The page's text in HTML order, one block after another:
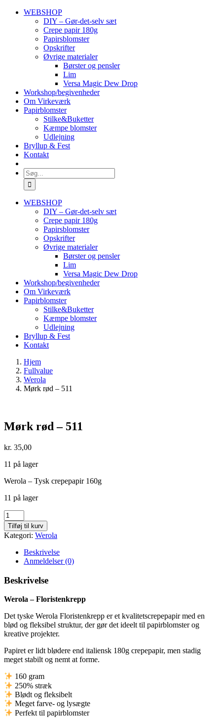
Skip
WEBSHOP
DIY – Gør-det-selv sæt
Crepe papir 180g
Papirsblomster
Opskrifter
Øvrige materialer
Børster og pensler
Lim
Versa Magic Dew Drop
Workshop/begivenheder
Om Virkeværk
Papirblomster
Stilke&Buketter
Kæmpe blomster
Udlejning
Bryllup & Fest
Kontakt
Søg
efter:
WEBSHOP
DIY – Gør-det-selv sæt
Crepe papir 180g
Papirsblomster
Opskrifter
Øvrige materialer
Børster og pensler
Lim
Versa Magic Dew Drop
Workshop/begivenheder
Om Virkeværk
Papirblomster
Stilke&Buketter
Kæmpe blomster
Udlejning
Bryllup & Fest
Kontakt
Hjem
Fullvalue
Werola
Mørk rød – 511
Mørk rød – 511
kr. 35,00
11 på lager
Werola – Tysk crepepapir 160g
11 på lager
Mørk
rød
-
511
antal
Tilføj til kurv
Kategori: Werola
Beskrivelse
Anmeldelser (0)
Beskrivelse
Werola – Floristenkrepp
Det tyske Werola Floristenkrepp er et kvalitetscrepepapir med en
blød og fleksibel struktur, der gør det ideelt til papirblomster og
kreative projekter.
Papiret er lidt blødere end italiensk 180g crepepapir, men stadig
meget stabilt og nemt at forme.
160 gram
250% stræk
Blødt og fleksibelt
Meget farve- og lysægte
Perfekt til papirblomster